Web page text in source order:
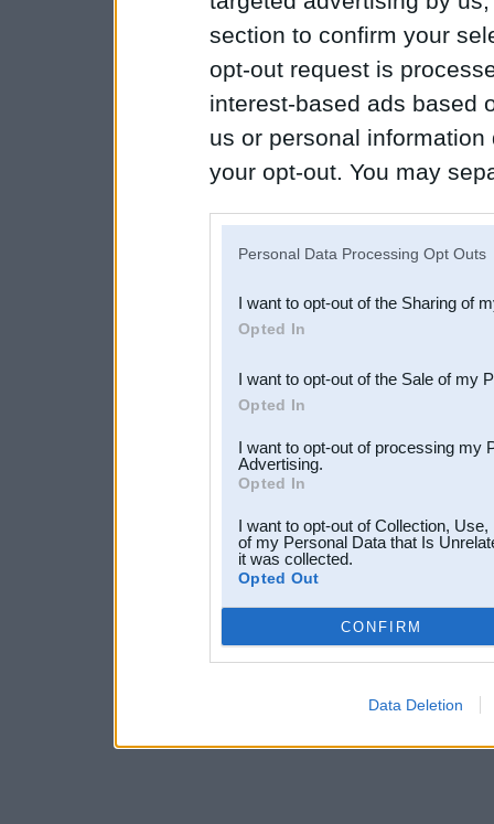
section to confirm your
opt-out request is
interest-based ads based
us or personal
your opt-out. You may
Downstream Participants
third parties.
Personal Data Processing Opt Outs
I want to opt-out of the Sharing of
Opted In
I want to opt-out of the Sale of my
Opted In
I want to opt-out of processing my
Advertising.
Opted In
I want to opt-out of Collection,
of my Personal Data that Is
it was collected.
Opted Out
CONFIRM
Data Deletion